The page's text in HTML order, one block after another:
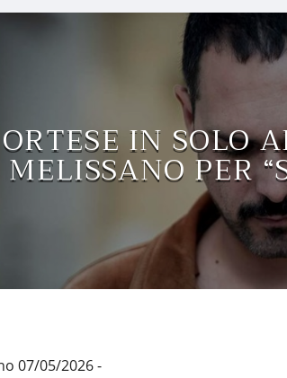
IN SOLO
MELISSANO PER
07/05/2026 -